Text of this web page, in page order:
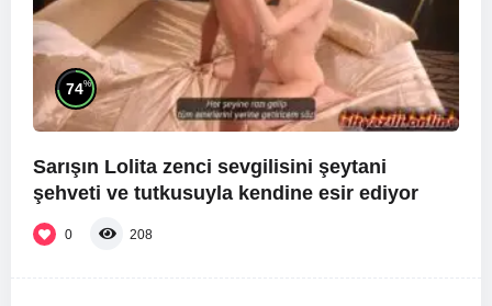
74%
Sarışın Lolita zenci sevgilisini şeytani
şehveti ve tutkusuyla kendine esir ediyor
0 208